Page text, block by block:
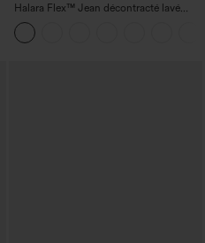
Halara Flex™ Jean décontracté lavé
taille haute à poche croisée